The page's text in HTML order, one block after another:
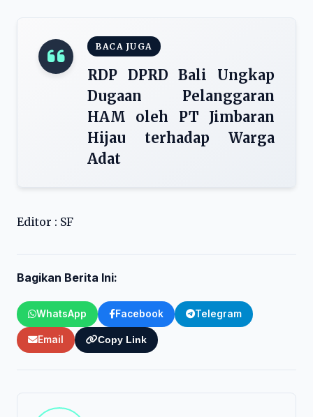
BACA JUGA
RDP DPRD Bali Ungkap
Dugaan Pelanggaran
HAM oleh PT Jimbaran
Hijau terhadap Warga
Adat
Editor : SF
Bagikan Berita Ini:
WhatsApp Facebook Telegram
Email Copy Link